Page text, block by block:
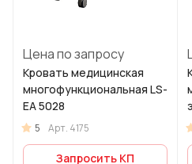
Цена по запросу
Кровать медицинская
многофункциональная LS-
EA 5028
5 Арт. 4175
Запросить КП